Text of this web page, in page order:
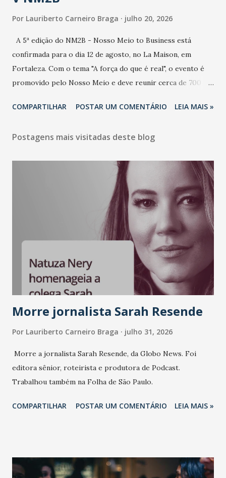
Por Lauriberto Carneiro Braga julho 20, 2026
A 5ª edição do NM2B - Nosso Meio to Business está
confirmada para o dia 12 de agosto, no La Maison, em
Fortaleza. Com o tema "A força do que é real", o evento é
promovido pelo Nosso Meio e deve reunir cerca de 700
e lideranças do Mercado Nacional. Desde 2022, o NM2B
de negócios do Nordeste, reunindo profissionais de marcas
LinkedIn, VISA, Grupo 3corações, TikTok e M. Dias Branco.
A nova edição chega em um momento em que autenticidade
e consistência ganham peso nas conversas sobre marca,
liderança e estratégia. - Vivemos um momento em que todo
mundo fala muito e poucos entregam de verdade. O NM2B
sempre existiu para dar palco a quem constrói com
consistência, e nesta edição isso fica ainda mais claro.
Vamos reforçar que ser genuíno sustenta a confiança entre
marcas, pessoas e mercado", afirma Tamires So...
COMPARTILHAR POSTAR UM COMENTÁRIO LEIA MAIS »
Postagens mais visitadas deste blog
Morre jornalista Sarah Resende
Por Lauriberto Carneiro Braga julho 31, 2026
Morre a jornalista Sarah Resende, da Globo News. Foi
editora sênior, roteirista e produtora de Podcast.
Trabalhou também na Folha de São Paulo.
COMPARTILHAR POSTAR UM COMENTÁRIO LEIA MAIS »